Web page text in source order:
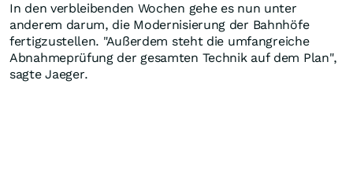
In den verbleibenden Wochen gehe es nun unter
anderem darum, die Modernisierung der Bahnhöfe
fertigzustellen. "Außerdem steht die umfangreiche
Abnahmeprüfung der gesamten Technik auf dem Plan",
sagte Jaeger.